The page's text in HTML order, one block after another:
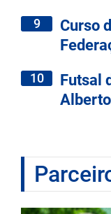
9
Curso
10
Futsal